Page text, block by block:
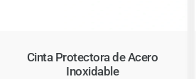
Cinta Protectora de Acero
Inoxidable